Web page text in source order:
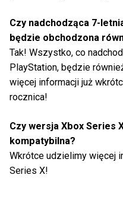
Czy nadchodząca 7-
będzie obchodzona
Tak! Wszystko, co
PlayStation, będzie
więcej informacji już
rocznica!
Czy wersja Xbox Series
kompatybilna?
Wkrótce udzielimy więcej
Series X!